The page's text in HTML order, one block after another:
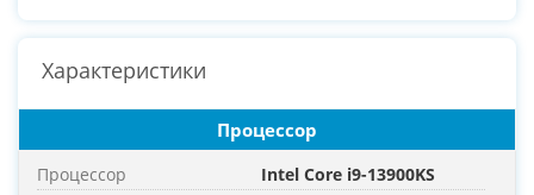
Характеристики
Процессор
Процессор
Intel Core i9-13900KS